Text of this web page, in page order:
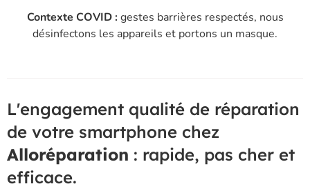
Contexte COVID :gestes barrières respectés, nous
désinfectons les appareils et portons un masque.
L'engagement qualité de réparation
de votre smartphone chez
Alloréparation : rapide, pas cher et
efficace.